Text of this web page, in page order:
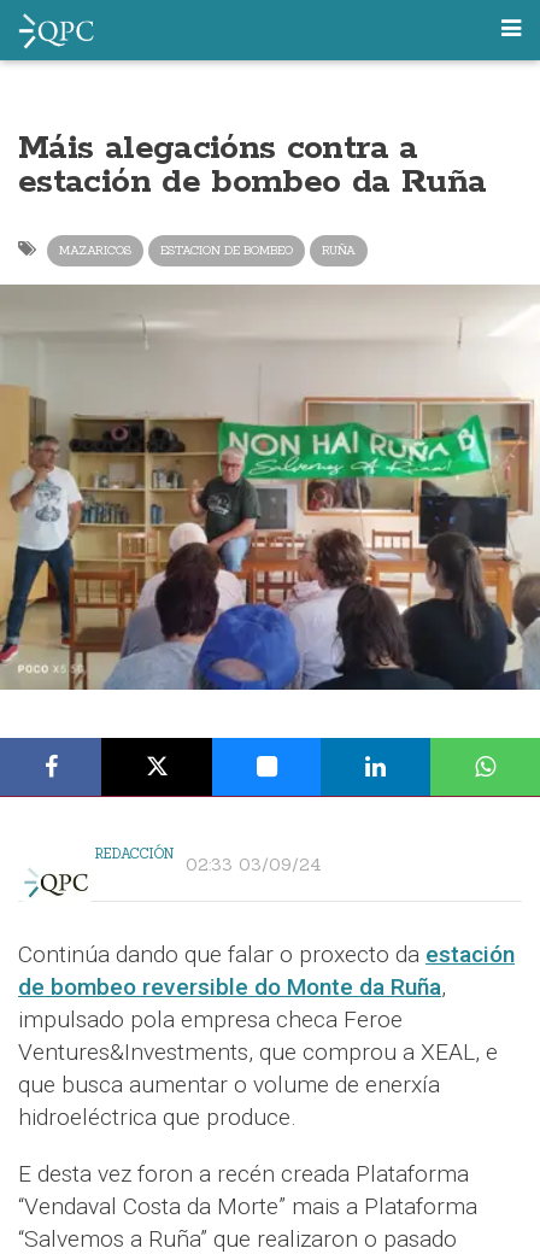
Máis alegacións contra a
estación de bombeo da Ruña
MAZARICOS ESTACION DE BOMBEO RUÑA
REDACCIÓN 02:33 03/09/24
Continúa dando que falar o proxecto da estación
de bombeo reversible do Monte da Ruña,
impulsado pola empresa checa Feroe
Ventures&Investments, que comprou a XEAL, e
que busca aumentar o volume de enerxía
hidroeléctrica que produce.
E desta vez foron a recén creada Plataforma
“Vendaval Costa da Morte” mais a Plataforma
“Salvemos a Ruña” que realizaron o pasado